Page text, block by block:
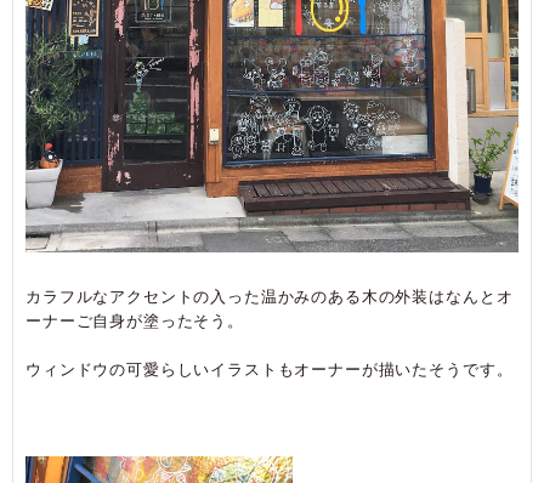
カラフルなアクセントの入った温かみのある木の外装はなんとオ
ーナーご自身が塗ったそう。
ウィンドウの可愛らしいイラストもオーナーが描いたそうです。